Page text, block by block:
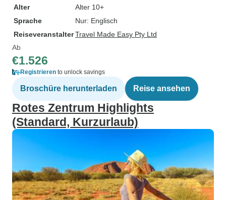
Alter
Alter 10+
Sprache
Nur: Englisch
ReiseveranstalterTravel Made Easy Pty Ltd
Ab
€1.526
Registrieren to unlock savings
Broschüre herunterladen Reise ansehen
Rotes Zentrum Highlights
(Standard, Kurzurlaub)